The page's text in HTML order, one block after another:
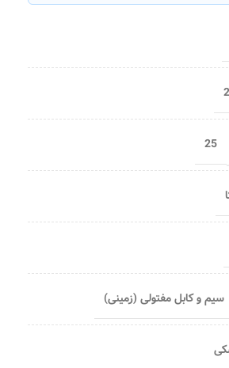
2
25
سیم و کابل مفتولی (زمینی)